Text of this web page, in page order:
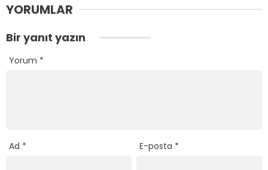
YORUMLAR
Bir yanıt yazın
Yorum *
Ad * E-posta *